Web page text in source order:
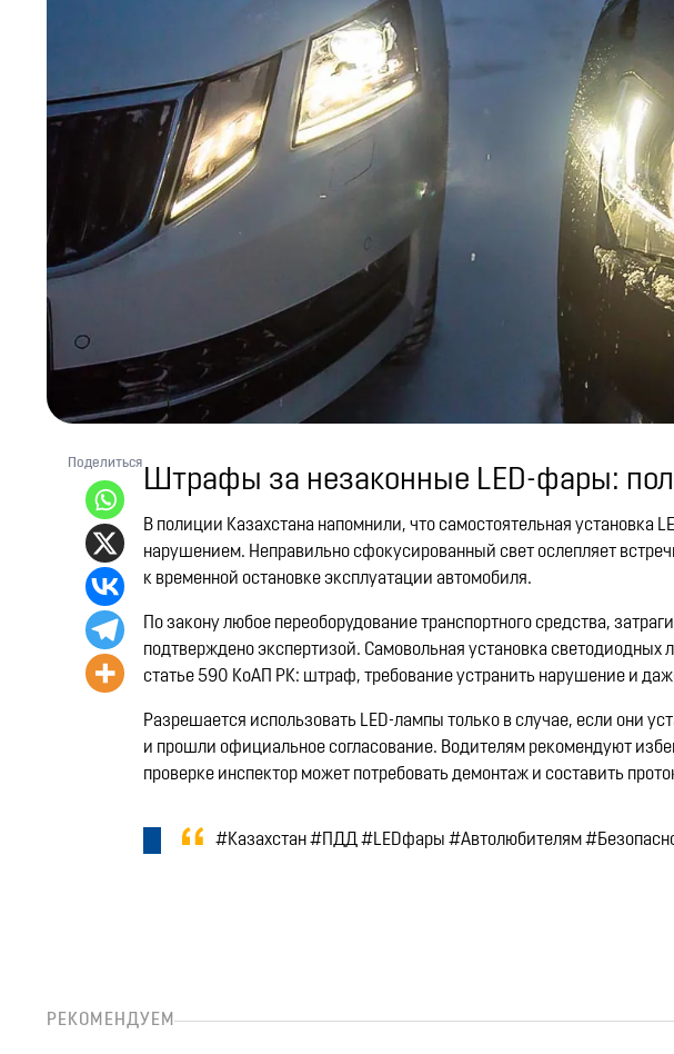
Поделиться
Штрафы за незаконные LED-фары:
В полиции Казахстана напомнили, что самостоятельная установка
нарушением. Неправильно сфокусированный свет ослепляет
к временной остановке эксплуатации автомобиля.
По закону любое переоборудование транспортного средства,
подтверждено экспертизой. Самовольная установка светодиодных
статье 590 КоАП РК: штраф, требование устранить нарушение и
Разрешается использовать LED-лампы только в случае, если они
и прошли официальное согласование. Водителям рекомендуют
проверке инспектор может потребовать демонтаж и составить
#Казахстан #ПДД #LEDфары #Автолюбителям
РЕКОМЕНДУЕМ